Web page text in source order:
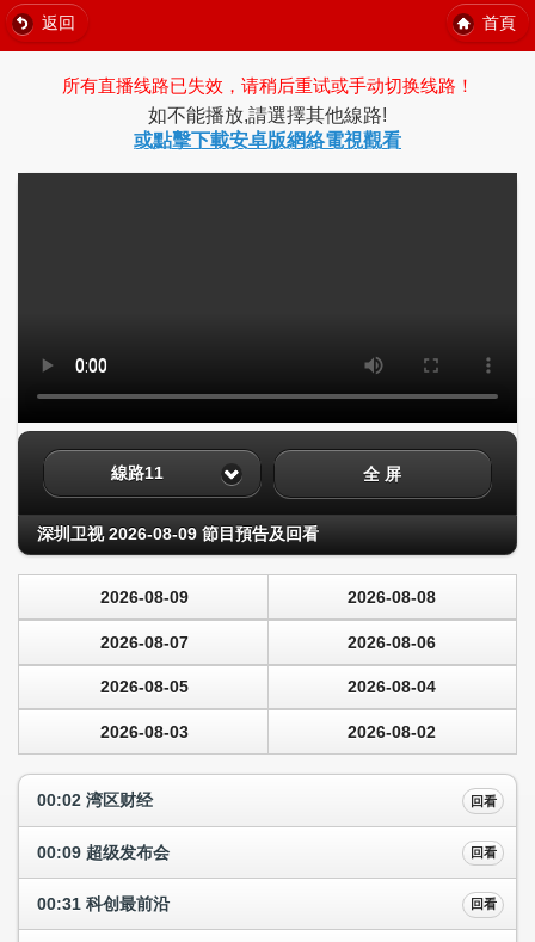
返回 首頁
所有直播线路已失效，请稍后重试或手动切换线路！
如不能播放,請選擇其他線路!
或點擊下載安卓版網絡電視觀看
線路11 全 屏
深圳卫视 2026-08-09 節目預告及回看
2026-08-09 2026-08-08
2026-08-07 2026-08-06
2026-08-05 2026-08-04
2026-08-03 2026-08-02
00:02 湾区财经 回看
00:09 超级发布会 回看
00:31 科创最前沿 回看